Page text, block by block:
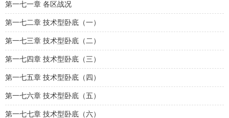
第一七一章 各区战况
第一七二章 技术型卧底（一）
第一七三章 技术型卧底（二）
第一七四章 技术型卧底（三）
第一七五章 技术型卧底（四）
第一七六章 技术型卧底（五）
第一七七章 技术型卧底（六）